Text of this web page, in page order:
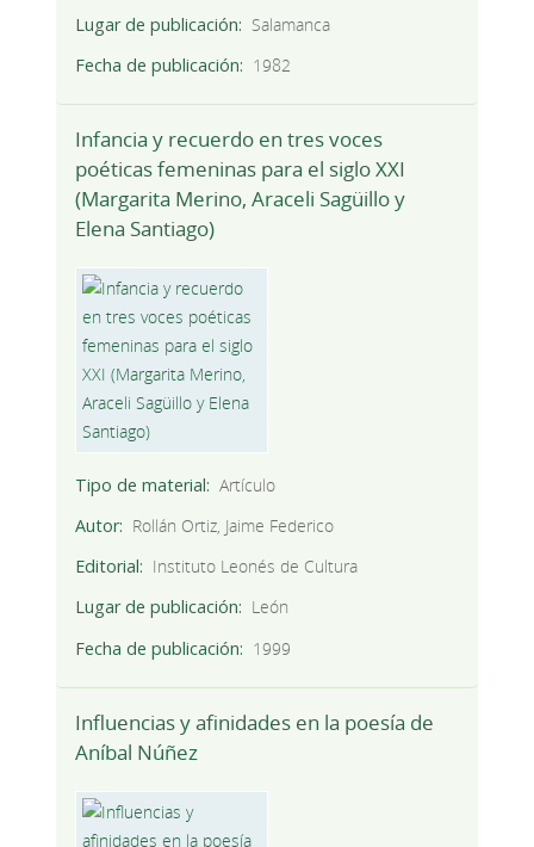
Lugar de publicación
Salamanca
Fecha de publicación
1982
Infancia y recuerdo en tres voces
poéticas femeninas para el siglo XXI
(Margarita Merino, Araceli Sagüillo y
Elena Santiago)
Tipo de material
Artículo
Autor
Rollán Ortiz, Jaime Federico
Editorial
Instituto Leonés de Cultura
Lugar de publicación
León
Fecha de publicación
1999
Influencias y afinidades en la poesía de
Aníbal Núñez